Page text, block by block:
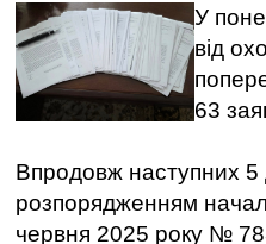
У
від
63
Впродовж наступних 5
розпорядженням
червня 2025 року №